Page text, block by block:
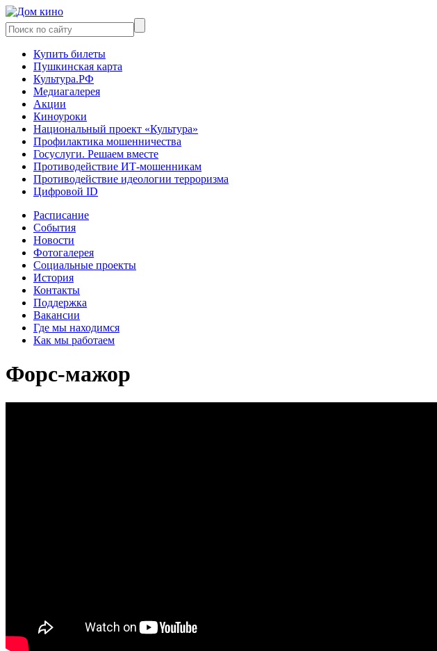
Купить билеты
Пушкинская карта
Культура.РФ
Медиагалерея
Акции
Киноуроки
Национальный проект «Культура»
Профилактика мошенничества
Госуслуги. Решаем вместе
Противодействие ИТ-мошенникам
Противодействие идеологии терроризма
Цифровой ID
Расписание
События
Новости
Фотогалерея
Социальные проекты
История
Контакты
Поддержка
Вакансии
Где мы находимся
Как мы работаем
Форс-мажор